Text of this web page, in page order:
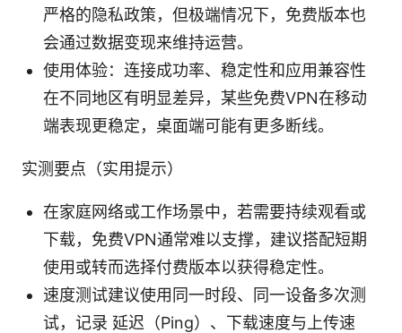
严格的隐私政策，但极端情况下，免费版本也
会通过数据变现来维持运营。
使用体验：连接成功率、稳定性和应用兼容性
在不同地区有明显差异，某些免费VPN在移动
端表现更稳定，桌面端可能有更多断线。
实测要点（实用提示）
在家庭网络或工作场景中，若需要持续观看或
下载，免费VPN通常难以支撑，建议搭配短期
使用或转而选择付费版本以获得稳定性。
速度测试建议使用同一时段、同一设备多次测
试，记录 延迟（Ping）、下载速度与上传速